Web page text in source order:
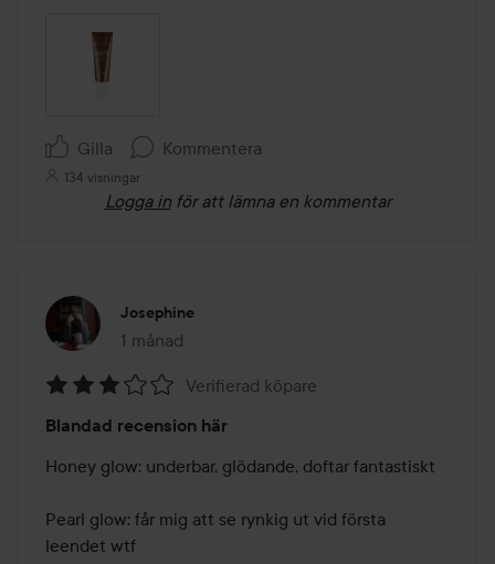
Gilla Kommentera
134 visningar
Logga in för att lämna en kommentar
Josephine
1 månad
Inlägget skapades 1 månad
3
av
Verifierad köpare
Blandad recension här
Honey glow: underbar, glödande, doftar fantastiskt
Pearl glow: får mig att se rynkig ut vid första
leendet wtf